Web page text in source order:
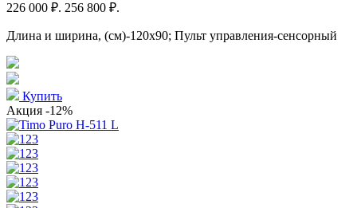
226 000 ₽. 256 800 ₽.
Длина и ширина, (см)-120x90; Пульт управления-сенсорный
Купить
Акция -12%